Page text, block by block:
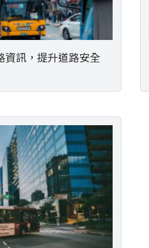
資訊，提升道路安全